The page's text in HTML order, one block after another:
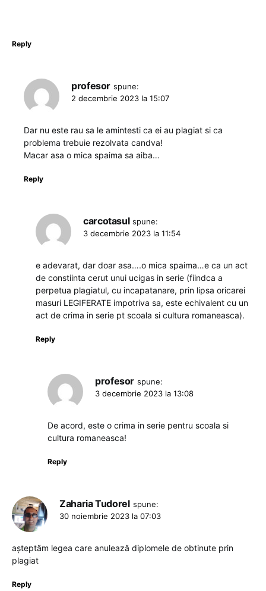
Reply
profesor spune:
2 decembrie 2023 la 15:07
Dar nu este rau sa le amintesti ca ei au plagiat si ca
problema trebuie rezolvata candva!
Macar asa o mica spaima sa aiba…
Reply
carcotasul spune:
3 decembrie 2023 la 11:54
e adevarat, dar doar asa….o mica spaima…e ca un act
de constiinta cerut unui ucigas in serie (fiindca a
perpetua plagiatul, cu incapatanare, prin lipsa oricarei
masuri LEGIFERATE impotriva sa, este echivalent cu un
act de crima in serie pt scoala si cultura romaneasca).
Reply
profesor spune:
3 decembrie 2023 la 13:08
De acord, este o crima in serie pentru scoala si
cultura romaneasca!
Reply
Zaharia Tudorel spune:
30 noiembrie 2023 la 07:03
așteptăm legea care anulează diplomele de obtinute prin
plagiat
Reply